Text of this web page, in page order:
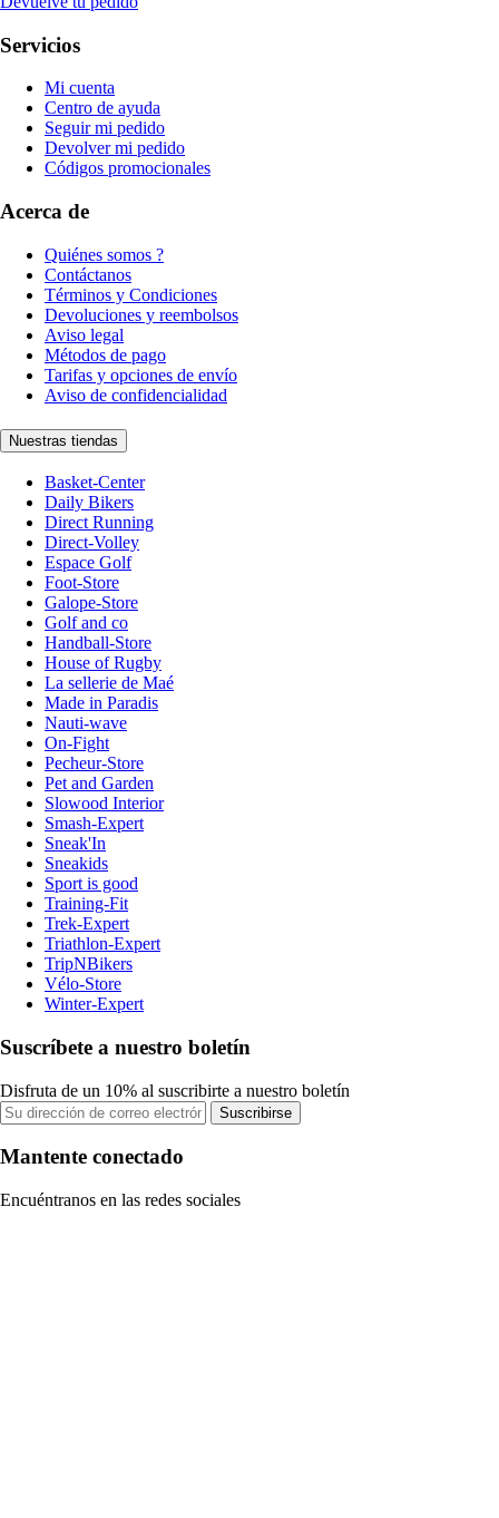
Servicios
Mi cuenta
Centro de ayuda
Seguir mi pedido
Devolver mi pedido
Códigos promocionales
Acerca de
Quiénes somos ?
Contáctanos
Términos y Condiciones
Devoluciones y reembolsos
Aviso legal
Métodos de pago
Tarifas y opciones de envío
Aviso de confidencialidad
Nuestras tiendas
Basket-Center
Daily Bikers
Direct Running
Direct-Volley
Espace Golf
Foot-Store
Galope-Store
Golf and co
Handball-Store
House of Rugby
La sellerie de Maé
Made in Paradis
Nauti-wave
On-Fight
Pecheur-Store
Pet and Garden
Slowood Interior
Smash-Expert
Sneak'In
Sneakids
Sport is good
Training-Fit
Trek-Expert
Triathlon-Expert
TripNBikers
Vélo-Store
Winter-Expert
Suscríbete a nuestro boletín
Disfruta de un 10% al suscribirte a nuestro boletín
Suscribirse
Mantente conectado
Encuéntranos en las redes sociales